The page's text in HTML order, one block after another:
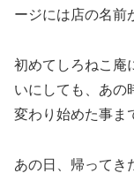
ージには店の名前
初めてしろねこ庵
いにしても、あの
変わり始めた事ま
あの日、帰ってき